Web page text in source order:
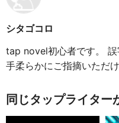
シタゴコロ
tap novel初心者です。
手柔らかにご指摘いただ
同じタップライター